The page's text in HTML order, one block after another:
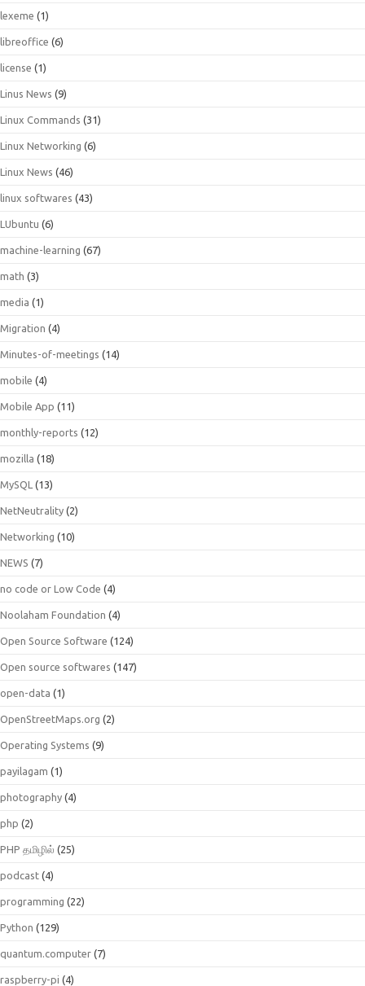
lexeme (1)
libreoffice (6)
license (1)
Linus News (9)
Linux Commands (31)
Linux Networking (6)
Linux News (46)
linux softwares (43)
LUbuntu (6)
machine-learning (67)
math (3)
media (1)
Migration (4)
Minutes-of-meetings (14)
mobile (4)
Mobile App (11)
monthly-reports (12)
mozilla (18)
MySQL (13)
NetNeutrality (2)
Networking (10)
NEWS (7)
no code or Low Code (4)
Noolaham Foundation (4)
Open Source Software (124)
Open source softwares (147)
open-data (1)
OpenStreetMaps.org (2)
Operating Systems (9)
payilagam (1)
photography (4)
php (2)
PHP தமிழில் (25)
podcast (4)
programming (22)
Python (129)
quantum.computer (7)
raspberry-pi (4)